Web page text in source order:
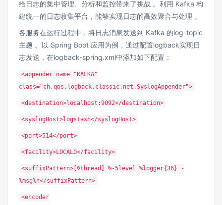
给日志的集中管理、分析和监控带来了挑战 。利用 Kafka 构
建统一的日志收集平台，能够实现日志的高效聚合与处理 。
各服务在运行过程中，将日志消息发送到 Kafka 的log-topic
主题 。以 Spring Boot 应用为例，通过配置logback实现日
志发送，在logback-spring.xml中添加如下配置：
<appender name="KAFKA"
class="ch.qos.logback.classic.net.SyslogAppender">
<destination>localhost:9092</destination>
<syslogHost>logstash</syslogHost>
<port>514</port>
<facility>LOCAL0</facility>
<suffixPattern>[%thread] %-5level %logger{36} -
%msg%n</suffixPattern>
<encoder